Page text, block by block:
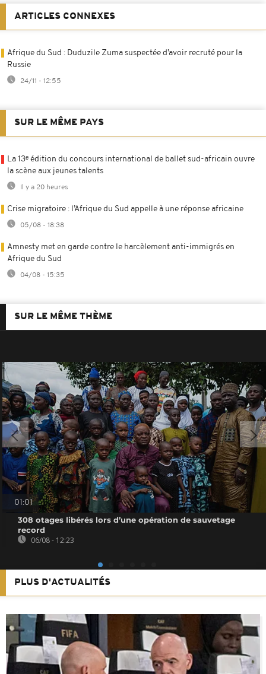
ARTICLES CONNEXES
Afrique du Sud : Duduzile Zuma suspectée d’avoir recruté pour la
Russie
24/11 - 12:55
SUR LE MÊME PAYS
La 13ᵉ édition du concours international de ballet sud-africain ouvre
la scène aux jeunes talents
Il y a 20 heures
Crise migratoire : l’Afrique du Sud appelle à une réponse africaine
05/08 - 18:38
Amnesty met en garde contre le harcèlement anti-immigrés en
Afrique du Sud
04/08 - 15:35
SUR LE MÊME THÈME
01:01
308 otages libérés lors d’une opération de sauvetage
record
06/08 - 12:23
PLUS D'ACTUALITÉS